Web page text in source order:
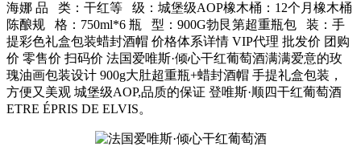
海娜 品 类：干红等 级：城堡级AOP橡木桶：12个月橡木桶
陈酿规 格：750ml*6 瓶 型：900G勃艮第超重瓶包 装：手
提彩色礼盒包装蜡封酒帽 价格体系详情 VIP代理 批发价 团购
价 零售价 扫码价 法国爱唯斯·倾心干红葡萄酒满满爱意的玫
瑰油画包装设计 900g大肚超重瓶+蜡封酒帽 手提礼盒包装，
方便又美观 城堡级AOP,品质的保证 登唯斯·顺四干红葡萄酒
ETRE ÉPRIS DE ELVIS。